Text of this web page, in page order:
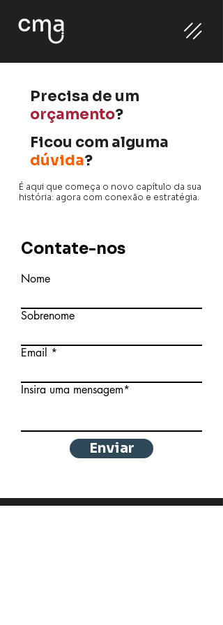
Precisa de um
orçamento?
Ficou com alguma
dúvida?
É aqui que começa o novo capítulo da sua
história: agora com conexão e estratégia.
Contate-nos
Nome
Sobrenome
Email
Insira uma mensagem*
Enviar